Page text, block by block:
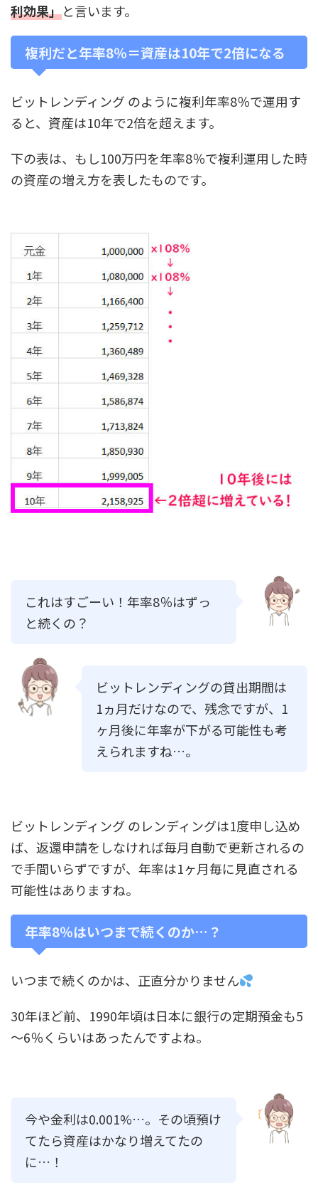
利効果」と言います。
複利だと年率8％＝資産は10年で2倍になる
ビットレンディング のように複利年率8％で運用す
ると、資産は10年で2倍を超えます。
下の表は、もし100万円を年率8％で複利運用した時
の資産の増え方を表したものです。
これはすごーい！年率8％はずっ
と続くの？
ビットレンディングの貸出期間は
1ヵ月だけなので、残念ですが、1
ヶ月後に年率が下がる可能性も考
えられますね…。
ビットレンディング のレンディングは1度申し込め
ば、返還申請をしなければ毎月自動で更新されるの
で手間いらずですが、年率は1ヶ月毎に見直される
可能性はありますね。
年率8％はいつまで続くのか…？
いつまで続くのかは、正直分かりません
30年ほど前、1990年頃は日本に銀行の定期預金も5
～6％くらいはあったんですよね。
今や金利は0.001%…。その頃預け
てたら資産はかなり増えてたの
に…！